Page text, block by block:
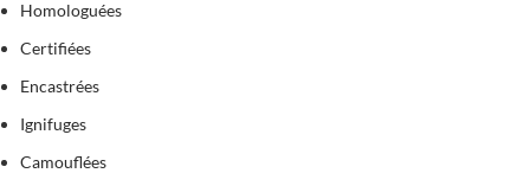
Homologuées
Certifiées
Encastrées
Ignifuges
Camouflées